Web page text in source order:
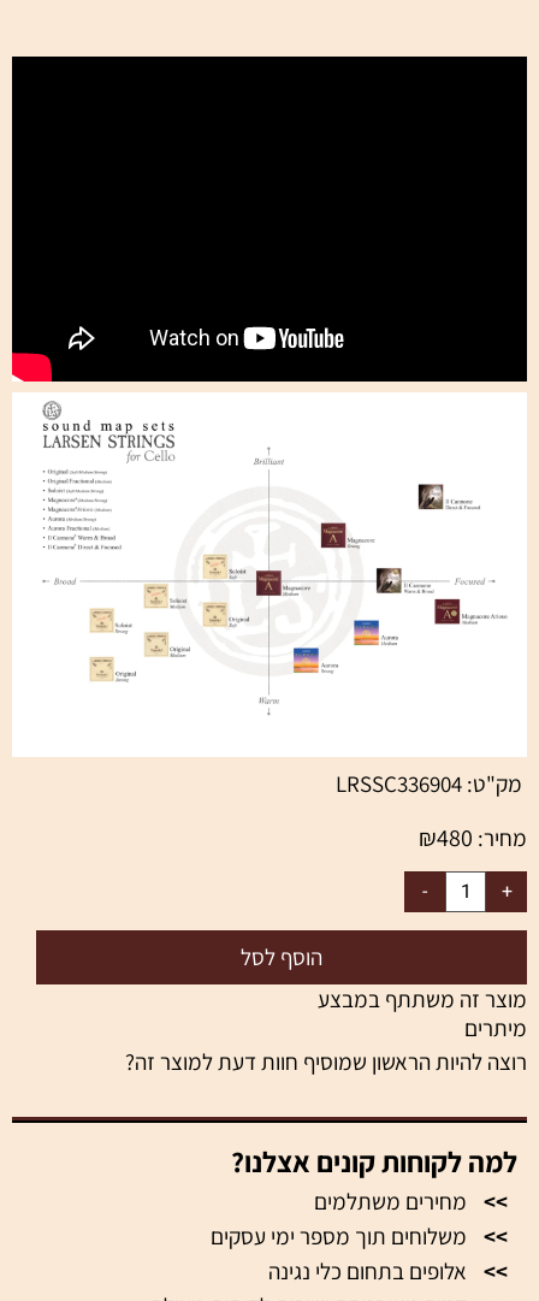
מק"ט: LRSSC336904
מחיר:
₪480
הוסף לסל
מוצר זה משתתף במבצע
מיתרים
רוצה להיות הראשון שמוסיף חוות דעת למוצר זה?
למה לקוחות קונים אצלנו?
>>
מחירים משתלמים
>>
משלוחים תוך מספר ימי עסקים
>>
אלופים בתחום כלי נגינה